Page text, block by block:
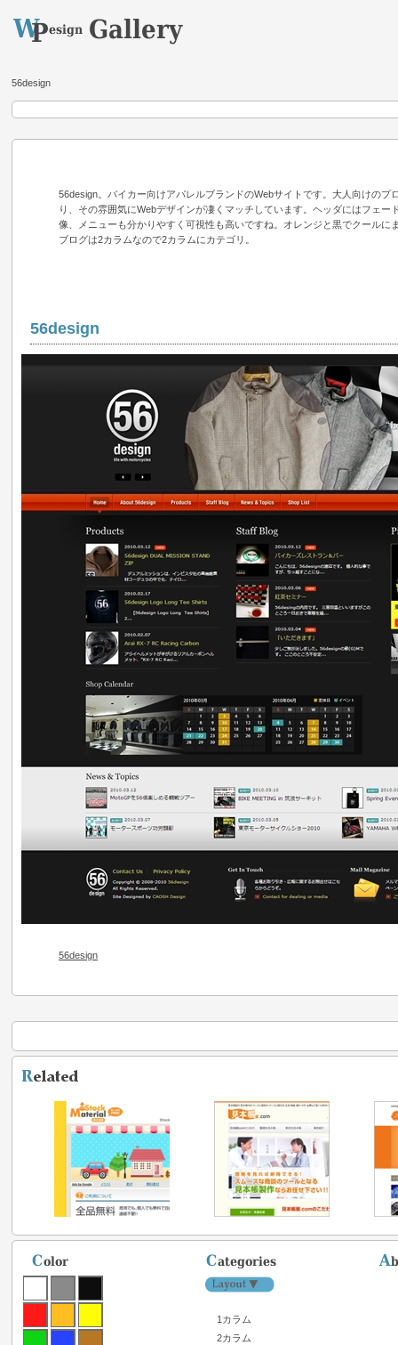
56design
56design。バイカー向けアパレルブランドのWebサイトです。大人向けのプ
り、その雰囲気にWebデザインが凄くマッチしています。ヘッダにはフェー
像、メニューも分かりやすく可視性も高いですね。オレンジと黒でクールに
ブログは2カラムなので2カラムにカテゴリ。
56design
56design
1カラム
2カラム